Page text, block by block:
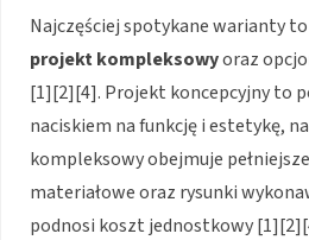
Najczęściej spotykane warianty to
projekt kompleksowyoraz
[1][2][4]. Projekt koncepcyjny to
naciskiem na funkcję i estetykę,
kompleksowy obejmuje
materiałowe oraz rysunki
podnosi koszt jednostkowy